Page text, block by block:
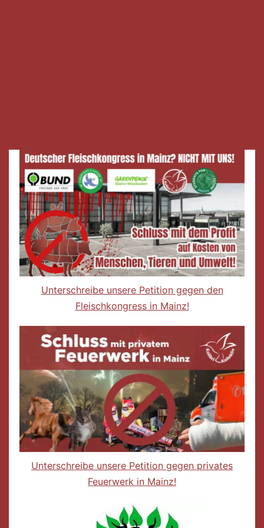
Unterschreibe unsere Petition gegen den
Fleischkongress in Mainz!
Unterschreibe unsere Petition gegen privates
Feuerwerk in Mainz!